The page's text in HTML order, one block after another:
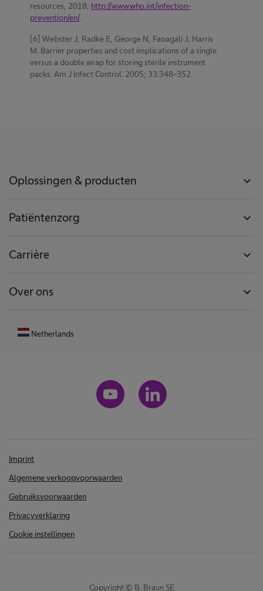
resources, 2018; http://www.who.int/infection-
prevention/en/.
[6] Webster J, Radke E, George N, Faoagali J, Harris
M. Barrier properties and cost implications of a single
versus a double wrap for storing sterile instrument
packs. Am J Infect Control. 2005; 33:348–352.
Oplossingen & producten expand_more
Patiëntenzorg expand_more
Carrière expand_more
Over ons expand_more
Netherlands
Imprint
Algemene verkoopvoorwaarden
Gebruiksvoorwaarden
Privacyverklaring
Cookie instellingen
Copyright © B. Braun SE